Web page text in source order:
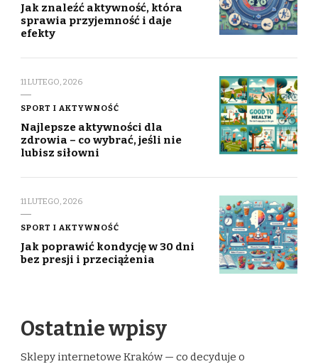
Jak znaleźć aktywność, która
sprawia przyjemność i daje
efekty
11 LUTEGO, 2026
SPORT I AKTYWNOŚĆ
Najlepsze aktywności dla
zdrowia – co wybrać, jeśli nie
lubisz siłowni
11 LUTEGO, 2026
SPORT I AKTYWNOŚĆ
Jak poprawić kondycję w 30 dni
bez presji i przeciążenia
Ostatnie wpisy
Sklepy internetowe Kraków — co decyduje o